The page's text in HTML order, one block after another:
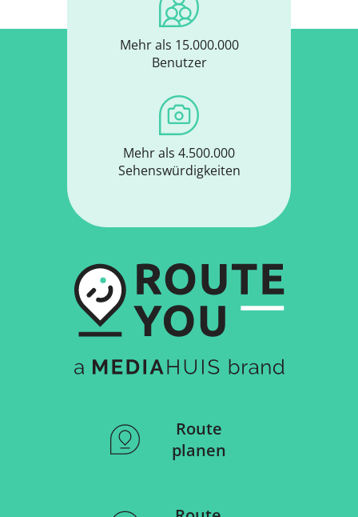
Mehr als 15.000.000
Benutzer
Mehr als 4.500.000
Sehenswürdigkeiten
Route
planen